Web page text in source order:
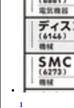
1